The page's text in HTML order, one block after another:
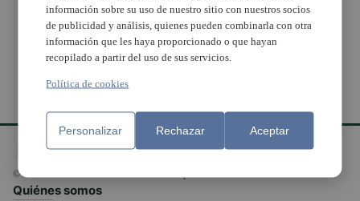
© El Meridiano L'Horta 2026 - Valencia - España
Quiénes somos
información sobre su uso de nuestro sitio con nuestros socios
de publicidad y análisis, quienes pueden combinarla con otra
información que les haya proporcionado o que hayan
recopilado a partir del uso de sus servicios.
Política de cookies
Personalizar Rechazar Aceptar